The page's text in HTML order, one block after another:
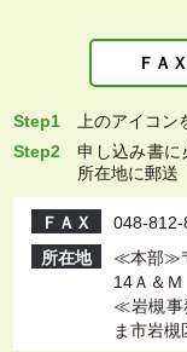
ＦＡ
Step1 上のアイコン
Step2
申し込み書に
所在地に郵送
ＦＡＸ
048-812-
所在地
≪本部≫
14Ａ＆
≪岩槻事
ま市岩